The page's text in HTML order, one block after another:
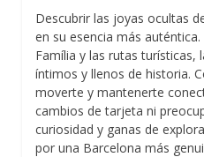
Descubrir las joyas ocultas
en su esencia más
Família y las rutas turísticas,
íntimos y llenos de historia.
moverte y mantenerte
cambios de tarjeta ni
curiosidad y ganas de
por una Barcelona más